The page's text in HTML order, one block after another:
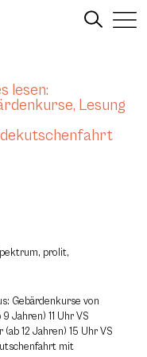
lesen:
Lesung
prolit,
Gebärdenkurse von
Jahren) 11 Uhr VS
12 Jahren) 15 Uhr VS
mit